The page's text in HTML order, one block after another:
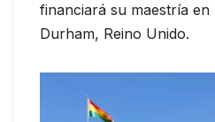
financiará su maestría en
Durham, Reino Unido.